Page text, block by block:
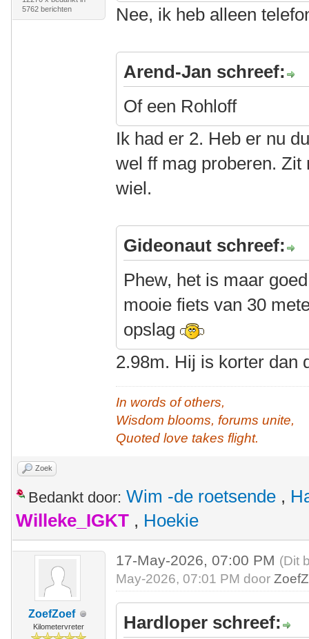
5762 berichten
Nee, ik heb alleen
Arend-Jan schreef:
Of een Rohloff
Ik had er 2. Heb er nu
wel ff mag proberen.
wiel.
Gideonaut schreef:
Phew, het is maar
mooie fiets van 30
opslag
2.98m. Hij is korter dan
In words of others,
Wisdom blooms, forums unite,
Quoted love takes flight.
Zoek
Bedankt door: Wim -de roetsende ,
Willeke_IGKT , Hoekie
ZoefZoef
Kilometervreter
17-May-2026, 07:00 PM (Dit
May-2026, 07:01 PM door
Hardloper schreef: